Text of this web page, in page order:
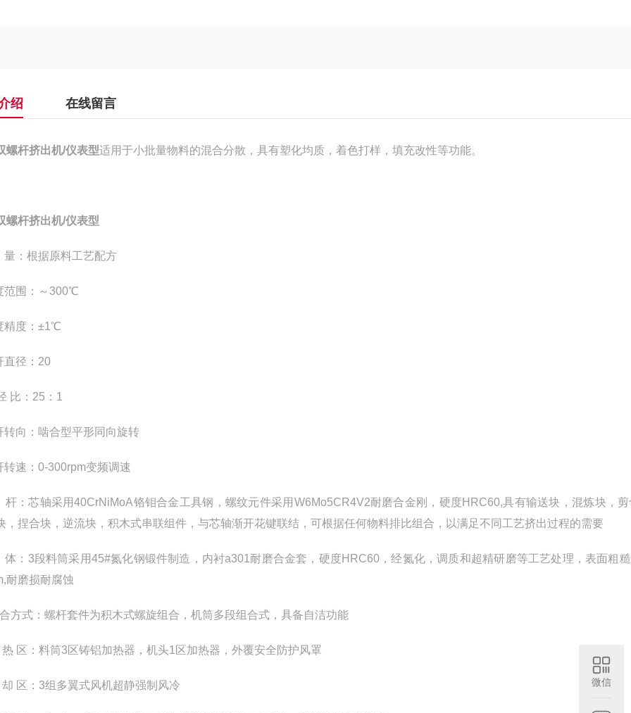
绍 在线留言
螺杆挤出机/仪表型适用于小批量物料的混合分散，具有塑化均质，着色打样，填充改性等功能。
螺杆挤出机/仪表型
：根据原料工艺配方
范围：～300℃
精度：±1℃
直径：20
比：25：1
转向：啮合型平形同向旋转
转速：0-300rpm变频调速
：芯轴采用40CrNiMoA铬钼合金工具钢，螺纹元件采用W6Mo5CR4V2耐磨合金刚，硬度HRC60,具有输送块，混炼块，
，捏合块，逆流块，积木式串联组件，与芯轴渐开花键联结，可根据任何物料排比组合，以满足不同工艺挤出过程的需要
：3段料筒采用45#氮化钢锻件制造，内衬a301耐磨合金套，硬度HRC60，经氮化，调质和超精研磨等工艺处理，表面粗
耐磨损耐腐蚀
方式：螺杆套件为积木式螺旋组合，机筒多段组合式，具备自洁功能
热 区：料筒3区铸铝加热器，机头1区加热器，外覆安全防护风罩
区：3组多翼式风机超静强制风冷 微信